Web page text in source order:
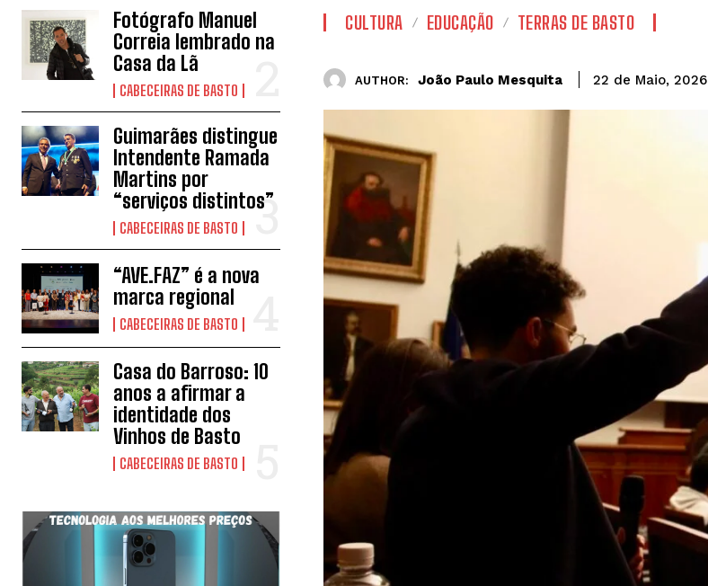
Fotógrafo Manuel
Correia lembrado na
Casa da Lã
CABECEIRAS DE BASTO
Guimarães distingue
Intendente Ramada
Martins por
“serviços distintos”
CABECEIRAS DE BASTO
“AVE.FAZ” é a nova
marca regional
CABECEIRAS DE BASTO
Casa do Barroso: 10
anos a afirmar a
identidade dos
Vinhos de Basto
CABECEIRAS DE BASTO
CULTURA EDUCAÇÃO TERRAS DE BASTO
AUTHOR: João Paulo Mesquita 22 de Maio, 2026